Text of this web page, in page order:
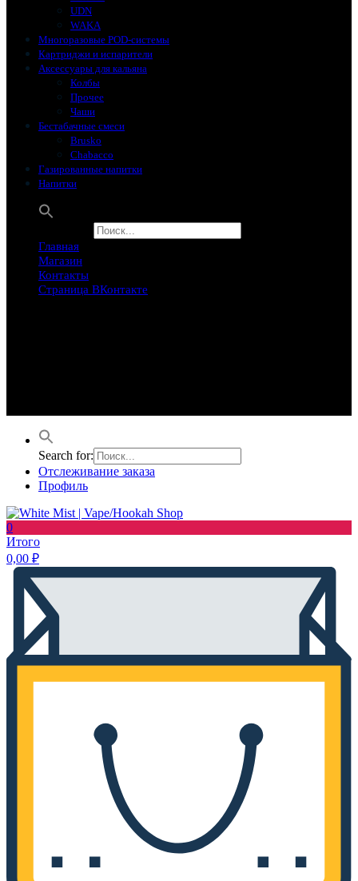
UDN
WAKA
Многоразовые POD-системы
Картриджи и испарители
Аксессуары для кальяна
Колбы
Прочее
Чаши
Бестабачные смеси
Brusko
Chabacco
Газированные напитки
Напитки
Главная
Магазин
Контакты
Страница ВКонтакте
Search for:
Отслеживание заказа
Профиль
0
Итого
0,00 ₽